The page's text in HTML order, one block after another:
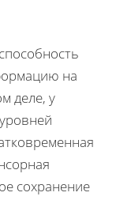
на
деле, у
сохранение